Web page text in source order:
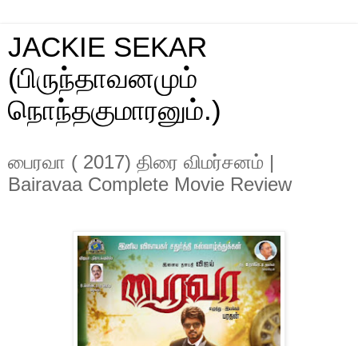
JACKIE SEKAR
(பிருந்தாவனமும்
நொந்தகுமாரனும்.)
பைரவா ( 2017) திரை விமர்சனம் |
Bairavaa Complete Movie Review